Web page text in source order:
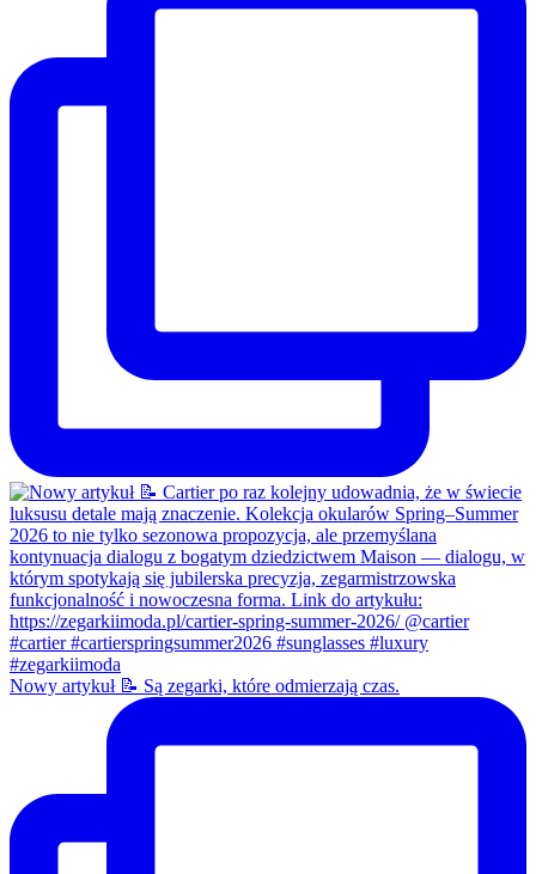
Nowy artykuł 📝 Są zegarki, które odmierzają czas.